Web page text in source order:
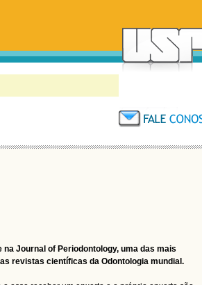
na Journal of Periodontology, uma das mais
revistas científicas da Odontologia mundial.